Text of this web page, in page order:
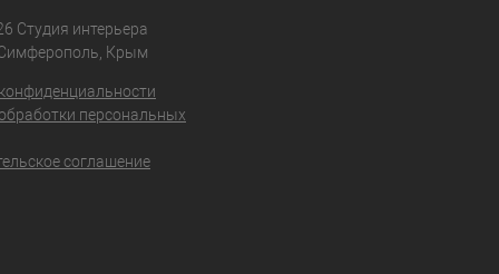
Студия интерьера
Крым
персональных
соглашение